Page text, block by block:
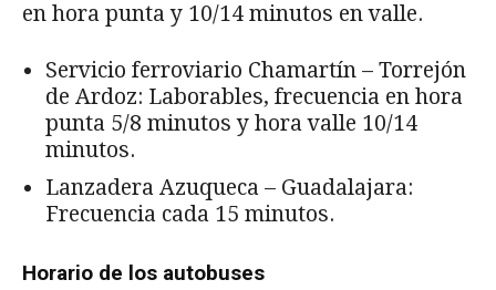
en hora punta y 10/14 minutos en valle.
Servicio ferroviario Chamartín – Torrejón
de Ardoz: Laborables, frecuencia en hora
punta 5/8 minutos y hora valle 10/14
minutos.
Lanzadera Azuqueca – Guadalajara:
Frecuencia cada 15 minutos.
Horario de los autobuses